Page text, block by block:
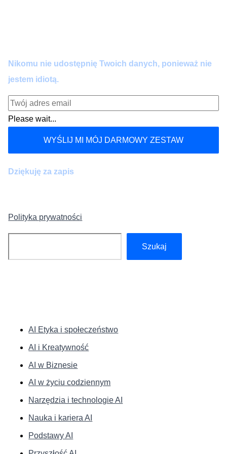
Nikomu nie udostępnię Twoich danych, ponieważ nie
jestem idiotą.
Please wait...
WYŚLIJ MI MÓJ DARMOWY ZESTAW
Dziękuję za zapis
Polityka prywatności
Szukaj
AI Etyka i społeczeństwo
AI i Kreatywność
AI w Biznesie
AI w życiu codziennym
Narzędzia i technologie AI
Nauka i kariera AI
Podstawy AI